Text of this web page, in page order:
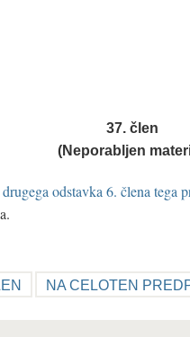
37. člen
(Neporabljen
drugega odstavka 6. člena tega
NA CELOTEN